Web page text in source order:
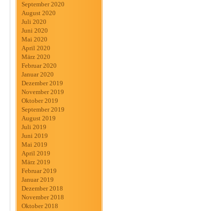
September 2020
August 2020
Juli 2020
Juni 2020
Mai 2020
April 2020
März 2020
Februar 2020
Januar 2020
Dezember 2019
November 2019
Oktober 2019
September 2019
August 2019
Juli 2019
Juni 2019
Mai 2019
April 2019
März 2019
Februar 2019
Januar 2019
Dezember 2018
November 2018
Oktober 2018